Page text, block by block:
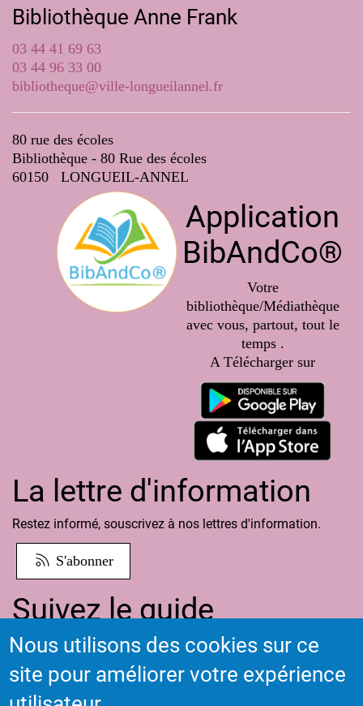
Bibliothèque Anne Frank
03 44 41 69 63
03 44 96 33 00
bibliotheque@ville-longueilannel.fr
80 rue des écoles
Bibliothèque - 80 Rue des écoles
60150 LONGUEIL-ANNEL
Application
BibAndCo®
Votre
bibliothèque/Médiathèque
avec vous, partout, tout le
temps .
A Télécharger sur
La lettre d'information
Restez informé, souscrivez à nos lettres d'information.
S'abonner
Suivez le guide
Informations sur l'utilisation de votre compte adhérent
Voir le guide
Nous utilisons des cookies sur ce
site pour améliorer votre expérience